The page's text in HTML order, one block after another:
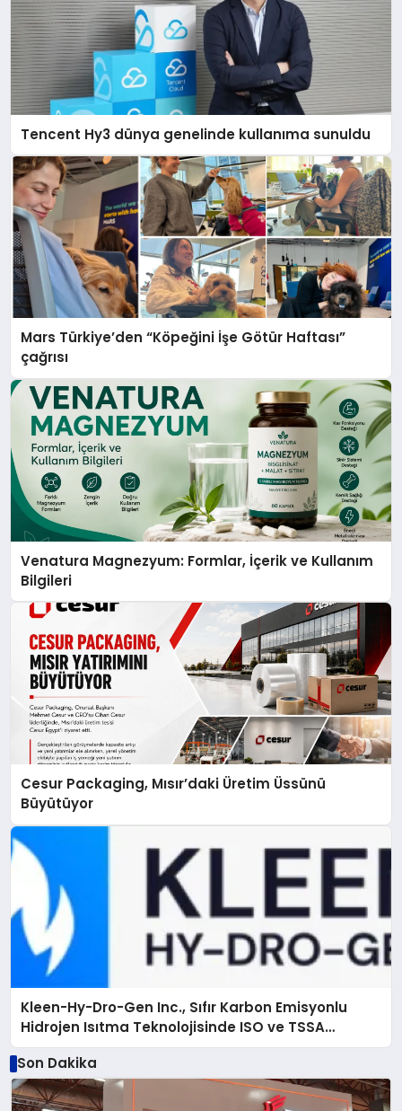
Tencent Hy3 dünya genelinde kullanıma sunuldu
Mars Türkiye’den “Köpeğini İşe Götür Haftası”
çağrısı
Venatura Magnezyum: Formlar, İçerik ve Kullanım
Bilgileri
Cesur Packaging, Mısır’daki Üretim Üssünü
Büyütüyor
Kleen-Hy-Dro-Gen Inc., Sıfır Karbon Emisyonlu
Hidrojen Isıtma Teknolojisinde ISO ve TSSA
Düzenleyici Onaylarını Aldı
Son Dakika